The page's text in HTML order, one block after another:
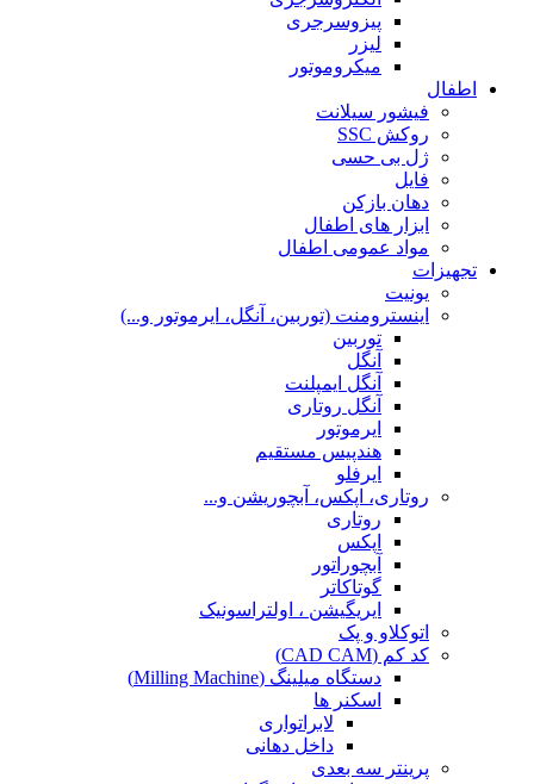
پیزوسرجری
لیزر
میکروموتور
اطفال
فیشور سیلانت
روکش SSC
ژل بی حسی
فایل
دهان بازکن
ابزار های اطفال
مواد عمومی اطفال
تجهیزات
یونیت
اینسترومنت (توربین، آنگل، ایرموتور و...)
توربین
آنگل
آنگل ایمپلنت
آنگل روتاری
ایرموتور
هندپیس مستقیم
ایرفلو
روتاری، اپکس، آبچوریشن و...
روتاری
اپکس
آبچوراتور
گوتاکاتر
ایریگیشن ، اولتراسونیک
اتوکلاو و پک
کد کم (CAD CAM)
دستگاه میلینگ (Milling Machine)
اسکنر ها
لابراتواری
داخل دهانی
پرینتر سه بعدی